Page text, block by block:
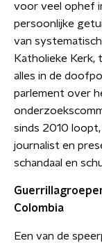
voor veel ophef
persoonlijke
van
Katholieke Kerk,
alles in de
parlement over
sinds 2010
journalist en
schandaal en
Colombia
Een van de